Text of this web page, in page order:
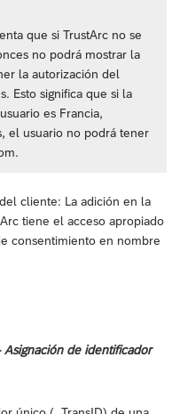
que si TrustArc no se
no podrá mostrar la
la autorización del
Esto significa que si la
es Francia,
el usuario no podrá tener
cliente: La adición en la
tiene el acceso apropiado
consentimiento en nombre
de identificador